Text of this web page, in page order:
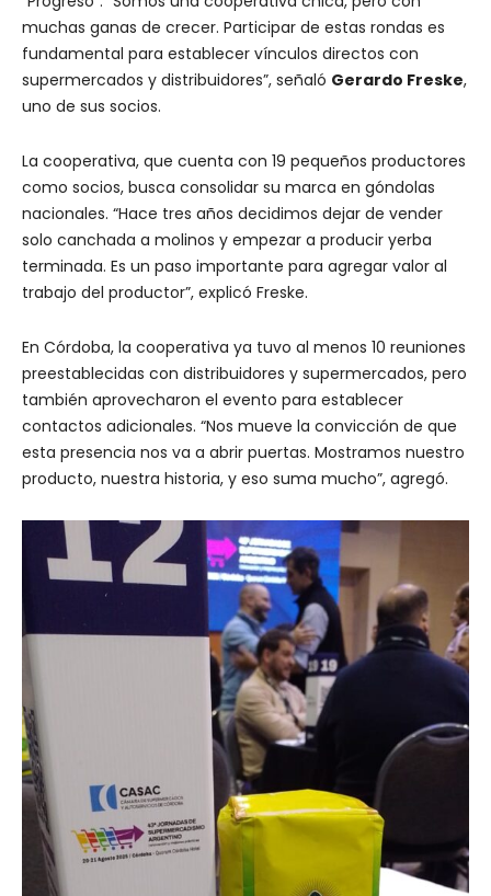
muchas ganas de crecer. Participar de estas rondas es
fundamental para establecer vínculos directos con
supermercados y distribuidores”, señaló Gerardo Freske,
uno de sus socios.
La cooperativa, que cuenta con 19 pequeños productores
como socios, busca consolidar su marca en góndolas
nacionales. “Hace tres años decidimos dejar de vender
solo canchada a molinos y empezar a producir yerba
terminada. Es un paso importante para agregar valor al
trabajo del productor”, explicó Freske.
En Córdoba, la cooperativa ya tuvo al menos 10 reuniones
preestablecidas con distribuidores y supermercados, pero
también aprovecharon el evento para establecer
contactos adicionales. “Nos mueve la convicción de que
esta presencia nos va a abrir puertas. Mostramos nuestro
producto, nuestra historia, y eso suma mucho”, agregó.